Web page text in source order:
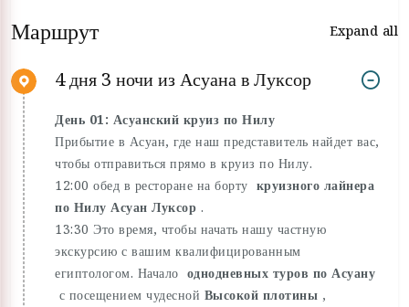
Маршрут Expand all
4 дня 3 ночи из Асуана в Луксор
День 01: Асуанский круиз по Нилу
Прибытие в Асуан, где наш представитель найдет вас,
чтобы отправиться прямо в круиз по Нилу.
12:00 обед в ресторане на борту круизного лайнера
по Нилу Асуан Луксор .
13:30 Это время, чтобы начать нашу частную
экскурсию с вашим квалифицированным
египтологом. Начало однодневных туров по Асуану
с посещением чудесной Высокой плотины ,